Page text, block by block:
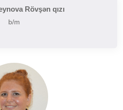
Rövşən qızı
b/m